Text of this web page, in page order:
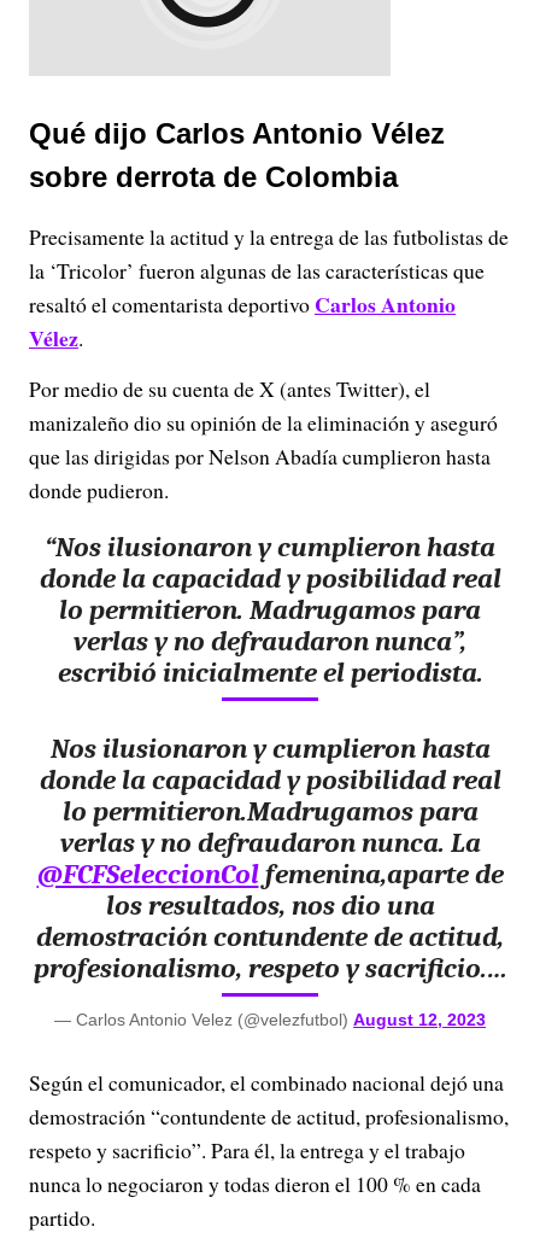
Qué dijo Carlos Antonio Vélez
sobre derrota de Colombia
Precisamente la actitud y la entrega de las futbolistas de
la ‘Tricolor’ fueron algunas de las características que
resaltó el comentarista deportivo Carlos Antonio
Vélez.
Por medio de su cuenta de X (antes Twitter), el
manizaleño dio su opinión de la eliminación y aseguró
que las dirigidas por Nelson Abadía cumplieron hasta
donde pudieron.
“Nos ilusionaron y cumplieron hasta
donde la capacidad y posibilidad real
lo permitieron. Madrugamos para
verlas y no defraudaron nunca”,
escribió inicialmente el periodista.
Nos ilusionaron y cumplieron hasta
donde la capacidad y posibilidad real
lo permitieron.Madrugamos para
verlas y no defraudaron nunca. La
@FCFSeleccionColfemenina,aparte de
los resultados, nos dio una
demostración contundente de actitud,
profesionalismo, respeto y sacrificio.…
— Carlos Antonio Velez (@velezfutbol) August 12, 2023
Según el comunicador, el combinado nacional dejó una
demostración “contundente de actitud, profesionalismo,
respeto y sacrificio”. Para él, la entrega y el trabajo
nunca lo negociaron y todas dieron el 100 % en cada
partido.